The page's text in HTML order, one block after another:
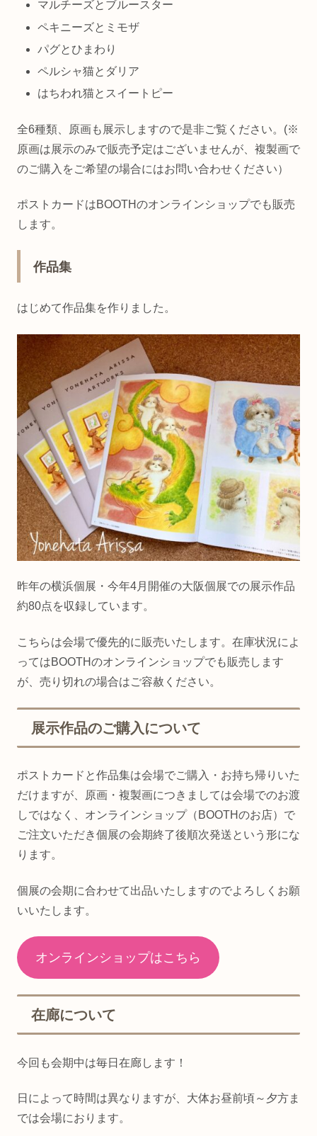
マルチーズとブルースター
ペキニーズとミモザ
パグとひまわり
ペルシャ猫とダリア
はちわれ猫とスイートピー
全6種類、原画も展示しますので是非ご覧ください。(※
原画は展示のみで販売予定はございませんが、複製画で
のご購入をご希望の場合にはお問い合わせください）
ポストカードはBOOTHのオンラインショップでも販売
します。
作品集
はじめて作品集を作りました。
昨年の横浜個展・今年4月開催の大阪個展での展示作品
約80点を収録しています。
こちらは会場で優先的に販売いたします。在庫状況によ
ってはBOOTHのオンラインショップでも販売します
が、売り切れの場合はご容赦ください。
展示作品のご購入について
ポストカードと作品集は会場でご購入・お持ち帰りいた
だけますが、原画・複製画につきましては会場でのお渡
しではなく、オンラインショップ（BOOTHのお店）で
ご注文いただき個展の会期終了後順次発送という形にな
ります。
個展の会期に合わせて出品いたしますのでよろしくお願
いいたします。
オンラインショップはこちら
在廊について
今回も会期中は毎日在廊します！
日によって時間は異なりますが、大体お昼前頃～夕方ま
では会場におります。